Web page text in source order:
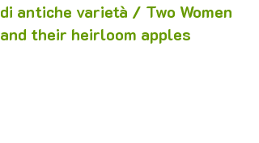
di antiche varietà / Two Women
and their heirloom apples